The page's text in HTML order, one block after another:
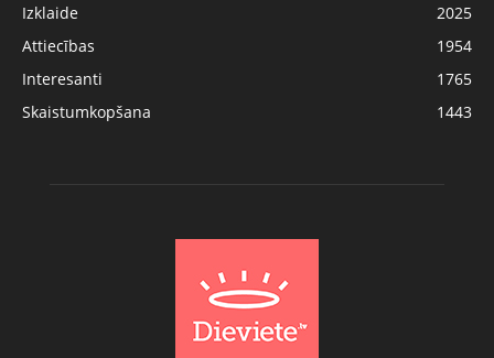
Izklaide
2025
Attiecības
1954
Interesanti
1765
Skaistumkopšana
1443